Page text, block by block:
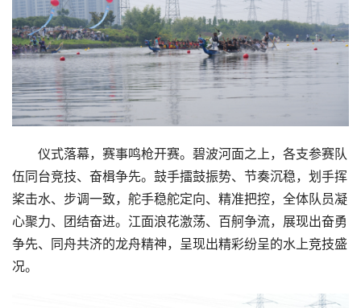
仪式落幕，赛事鸣枪开赛。碧波河面之上，各支参赛队
伍同台竞技、奋楫争先。鼓手擂鼓振势、节奏沉稳，划手挥
桨击水、步调一致，舵手稳舵定向、精准把控，全体队员凝
心聚力、团结奋进。江面浪花激荡、百舸争流，展现出奋勇
争先、同舟共济的龙舟精神，呈现出精彩纷呈的水上竞技盛
况。